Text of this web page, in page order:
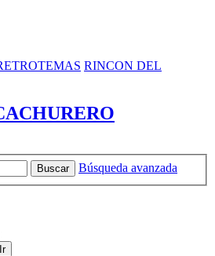
RINCON DEL
Buscar
Búsqueda avanzada